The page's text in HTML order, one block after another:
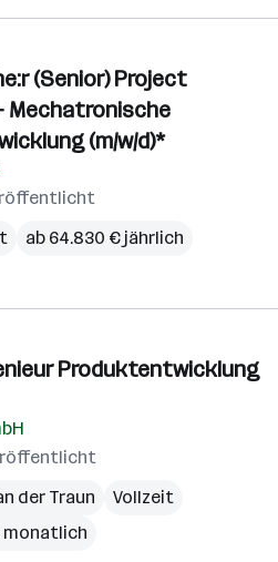
(Senior) Project
Mechatronische
(m/w/d)*
ab 64.830 € jährlich
Produktentwicklung
der Traun
Vollzeit
monatlich